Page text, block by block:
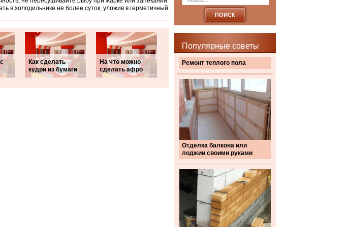
Популярные советы
Ремонт теплого пола
Отделка балкона или
лоджии своими руками
в холодильнике не более суток, уложив в герметичный
Как сделать
кудри из бумаги
На что можно
сделать афро